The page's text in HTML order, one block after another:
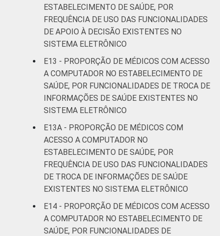
ESTABELECIMENTO DE SAÚDE, POR
FREQUÊNCIA DE USO DAS FUNCIONALIDADES
DE APOIO À DECISÃO EXISTENTES NO
SISTEMA ELETRÔNICO
E13 - PROPORÇÃO DE MÉDICOS COM ACESSO
A COMPUTADOR NO ESTABELECIMENTO DE
SAÚDE, POR FUNCIONALIDADES DE TROCA DE
INFORMAÇÕES DE SAÚDE EXISTENTES NO
SISTEMA ELETRÔNICO
E13A - PROPORÇÃO DE MÉDICOS COM
ACESSO A COMPUTADOR NO
ESTABELECIMENTO DE SAÚDE, POR
FREQUÊNCIA DE USO DAS FUNCIONALIDADES
DE TROCA DE INFORMAÇÕES DE SAÚDE
EXISTENTES NO SISTEMA ELETRÔNICO
E14 - PROPORÇÃO DE MÉDICOS COM ACESSO
A COMPUTADOR NO ESTABELECIMENTO DE
SAÚDE, POR FUNCIONALIDADES DE